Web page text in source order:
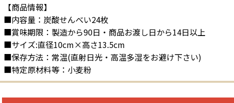
【商品情報】
■内容量：炭酸せんべい24枚
■賞味期限：製造から90日・商品お渡し日から14日以上
■サイズ:直径10cm×高さ13.5cm
■保存方法：常温(直射日光・高温多湿をお避け下さい)
■特定原材料等：小麦粉